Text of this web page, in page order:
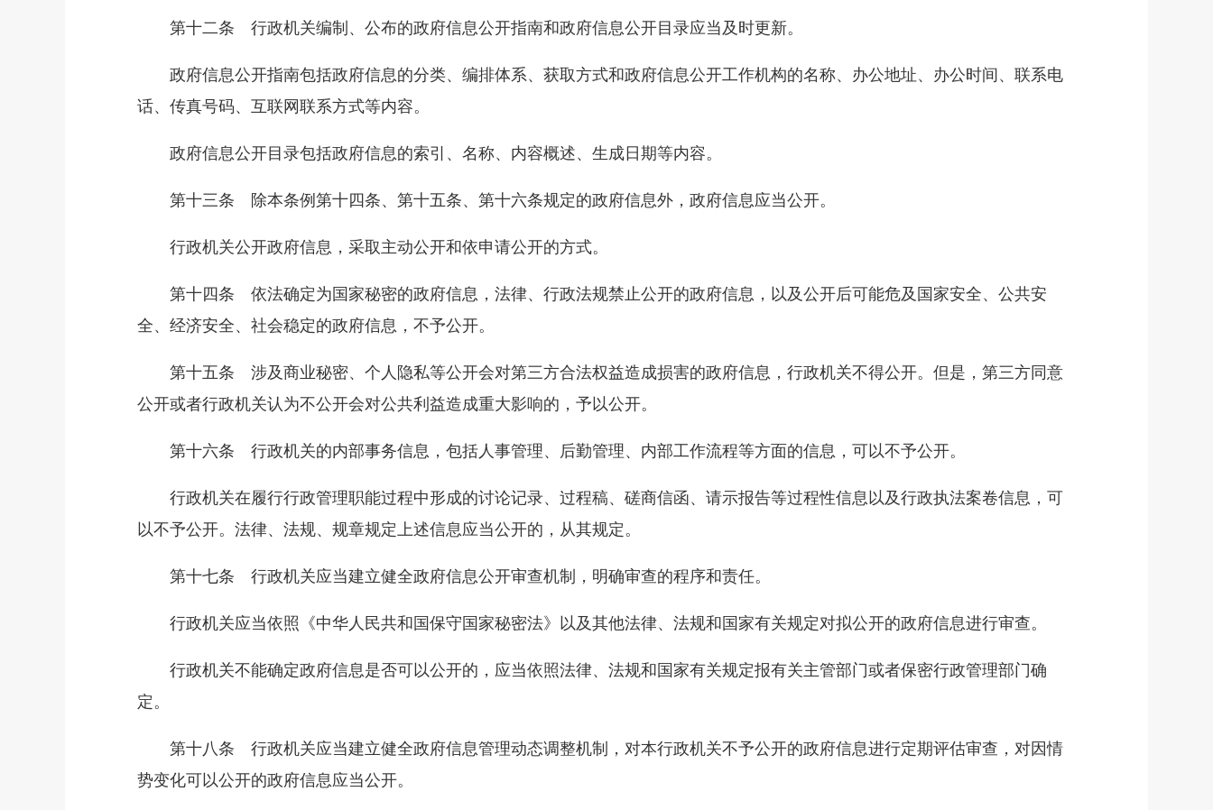
第十二条 行政机关编制、公布的政府信息公开指南和政府信息公开目录应当及时更新。
政府信息公开指南包括政府信息的分类、编排体系、获取方式和政府信息公开工作机构的名称、办公地址、办公时间、联系电
话、传真号码、互联网联系方式等内容。
政府信息公开目录包括政府信息的索引、名称、内容概述、生成日期等内容。
第十三条 除本条例第十四条、第十五条、第十六条规定的政府信息外，政府信息应当公开。
行政机关公开政府信息，采取主动公开和依申请公开的方式。
第十四条 依法确定为国家秘密的政府信息，法律、行政法规禁止公开的政府信息，以及公开后可能危及国家安全、公共安
全、经济安全、社会稳定的政府信息，不予公开。
第十五条 涉及商业秘密、个人隐私等公开会对第三方合法权益造成损害的政府信息，行政机关不得公开。但是，第三方同意
公开或者行政机关认为不公开会对公共利益造成重大影响的，予以公开。
第十六条 行政机关的内部事务信息，包括人事管理、后勤管理、内部工作流程等方面的信息，可以不予公开。
行政机关在履行行政管理职能过程中形成的讨论记录、过程稿、磋商信函、请示报告等过程性信息以及行政执法案卷信息，可
以不予公开。法律、法规、规章规定上述信息应当公开的，从其规定。
第十七条 行政机关应当建立健全政府信息公开审查机制，明确审查的程序和责任。
行政机关应当依照《中华人民共和国保守国家秘密法》以及其他法律、法规和国家有关规定对拟公开的政府信息进行审查。
行政机关不能确定政府信息是否可以公开的，应当依照法律、法规和国家有关规定报有关主管部门或者保密行政管理部门确
定。
第十八条 行政机关应当建立健全政府信息管理动态调整机制，对本行政机关不予公开的政府信息进行定期评估审查，对因情
势变化可以公开的政府信息应当公开。